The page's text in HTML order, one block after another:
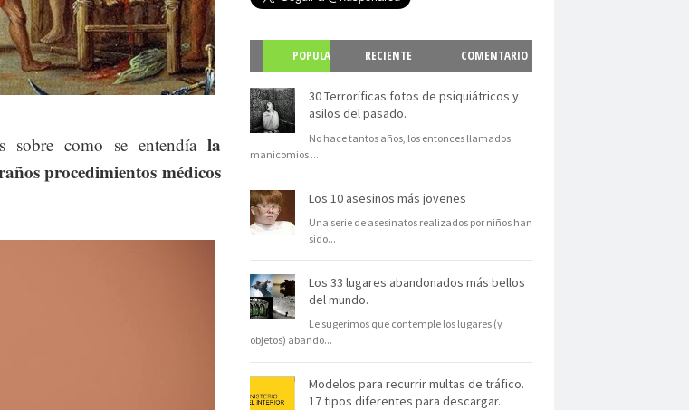
sobre como se entendía la
procedimientos médicos
POPULA
R
RECIENTE
COMENTARIO
S
30 Terroríficas fotos de psiquiátricos y
asilos del pasado.
No hace tantos años, los entonces llamados
manicomios ...
Los 10 asesinos más jovenes
Una serie de asesinatos realizados por niños han
sido...
Los 33 lugares abandonados más bellos
del mundo.
Le sugerimos que contemple los lugares (y
objetos) abando...
Modelos para recurrir multas de tráfico.
17 tipos diferentes para descargar.